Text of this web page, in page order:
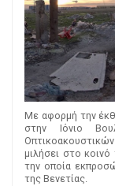
Με αφορμή την
στην Ιόνιο
μιλήσει στο κοινό
την οποία
της Βενετίας.